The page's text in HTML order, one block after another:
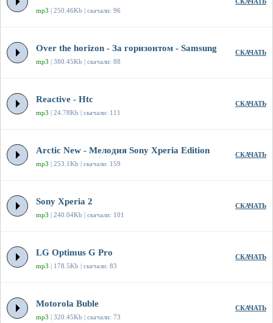
mp3 | 250.46Kb | скачали: 96
СКАЧАТЬ
Over the horizon - За горизонтом - Samsung
mp3 | 380.45Kb | скачали: 88
СКАЧАТЬ
Reactive - Htc
mp3 | 24.78Kb | скачали: 111
СКАЧАТЬ
Arctic New - Мелодия Sony Xperia Edition
mp3 | 253.1Kb | скачали: 159
СКАЧАТЬ
Sony Xperia 2
mp3 | 240.04Kb | скачали: 101
СКАЧАТЬ
LG Optimus G Pro
mp3 | 178.5Kb | скачали: 83
СКАЧАТЬ
Motorola Buble
mp3 | 320.45Kb | скачали: 73
СКАЧАТЬ